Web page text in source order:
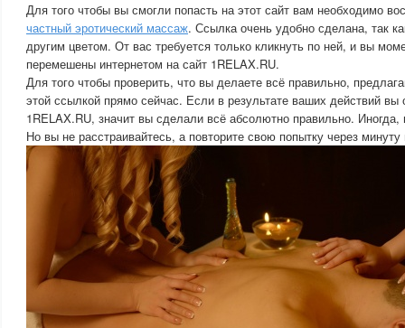
Для того чтобы вы смогли попасть на этот сайт вам необходимо
частный эротический массаж. Ссылка очень удобно сделана, так
другим цветом. От вас требуется только кликнуть по ней, и вы
перемешены интернетом на сайт 1RELAX.RU.
Для того чтобы проверить, что вы делаете всё правильно,
этой ссылкой прямо сейчас. Если в результате ваших действий вы
1RELAX.RU, значит вы сделали всё абсолютно правильно.
Но вы не расстраивайтесь, а повторите свою попытку через